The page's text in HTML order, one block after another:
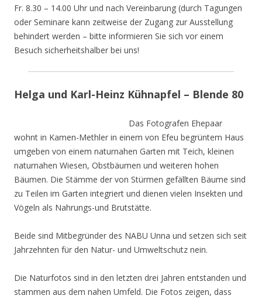
Fr. 8.30 – 14.00 Uhr und nach Vereinbarung (durch Tagungen
oder Seminare kann zeitweise der Zugang zur Ausstellung
behindert werden – bitte informieren Sie sich vor einem
Besuch sicherheitshalber bei uns!
Helga und Karl-Heinz Kühnapfel – Blende 80
Das Fotografen Ehepaar
wohnt in Kamen-Methler in einem von Efeu begrüntem Haus
umgeben von einem naturnahen Garten mit Teich, kleinen
naturnahen Wiesen, Obstbäumen und weiteren hohen
Bäumen. Die Stämme der von Stürmen gefällten Bäume sind
zu Teilen im Garten integriert und dienen vielen Insekten und
Vögeln als Nahrungs-und Brutstätte.
Beide sind Mitbegründer des NABU Unna und setzen sich seit
Jahrzehnten für den Natur- und Umweltschutz nein.
Die Naturfotos sind in den letzten drei Jahren entstanden und
stammen aus dem nahen Umfeld. Die Fotos zeigen, dass